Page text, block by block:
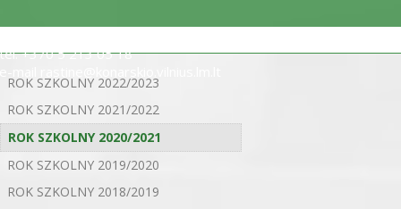
tel. +370 5 213 05 18
ROK SZKOLNY 2022/2023
ROK SZKOLNY 2021/2022
ROK SZKOLNY 2020/2021
ROK SZKOLNY 2019/2020
ROK SZKOLNY 2018/2019